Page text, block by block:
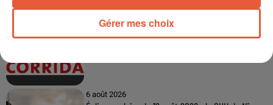
6 août 2026
Arles : après un taureau percuté lors d'une
abrivado à Saliers,...
6 août 2026
Gérer mes choix